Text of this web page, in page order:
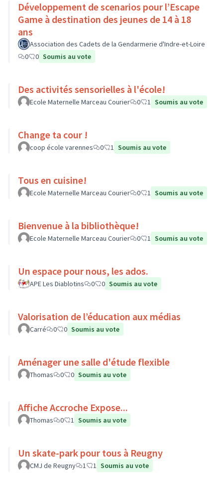
Développement de scenarios pour l’Escape
Game à destination des jeunes de 14 à 18
ans
Association des Cadets de la Gendarmerie d'Indre-et-Loire
0
0 Soumis au vote
Des activités sensorielles à l'école!
Ecole Maternelle Marceau Courier 0 1 Soumis au vote
Change ta cour !
coop école varennes 0 1 Soumis au vote
Tous en cuisine!
Ecole Maternelle Marceau Courier 0 1 Soumis au vote
Bienvenue à la bibliothèque!
Ecole Maternelle Marceau Courier 0 1 Soumis au vote
Un espace pour nous, les ados.
APE Les Diablotins 0 0 Soumis au vote
Valorisation de l’éducation aux médias
Carré 0 0 Soumis au vote
Aménager une salle d'étude flexible
Thomas 0 0 Soumis au vote
Affiche Accroche Expose...
Thomas 0 1 Soumis au vote
Un skate-park pour tous à Reugny
CMJ de Reugny 1 1 Soumis au vote